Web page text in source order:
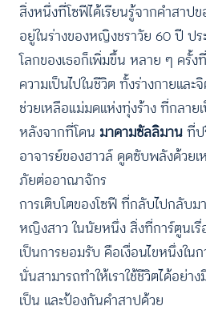
สิ่งหนึ่งที่โซฟีได้เรียนรู้จากคำสาปข
อยู่ในร่างของหญิงชราวัย 60 ปี ปร
โลกของเธอก็เพิ่มขึ้น หลาย ๆ ครั้ง
ความเป็นไปในชีวิต ทั้งร่างกายแล
ช่วยเหลือแม่มดแห่งทุ่งร้าง ที่กลาย
หลังจากที่โดน มาดามซัลลิมานที่ป
อาจารย์ของฮาวล์ ดูดซับพลังด้วยเ
ภัยต่ออาณาจักร
การเติบโตของโซฟี ที่กลับไปกลับม
หญิงสาว ในนัยหนึ่ง สิ่งที่การ์ตูนเ
เป็นการยอมรับ คือเงื่อนไขหนึ่งใน
นั่นสามารถทำให้เราใช้ชีวิตได้อย่
เป็น และป้องกันคำสาปด้วย